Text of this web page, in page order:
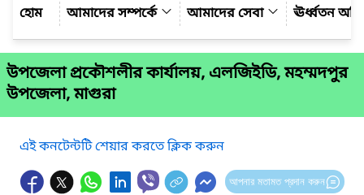
আমাদের সম্পর্কে
আমাদের সেবা ঊর্ধ্বতন
উপজেলা প্রকৌশলীর কার্যালয়, এলজিইডি, মহম্মদপুর
উপজেলা, মাগুরা
এই কনটেন্টটি শেয়ার করতে ক্লিক করুন
আপনার মতামত প্রদান করুন